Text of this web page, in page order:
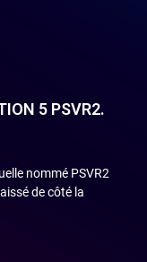
5 PSVR2.
nommé PSVR2
de côté la